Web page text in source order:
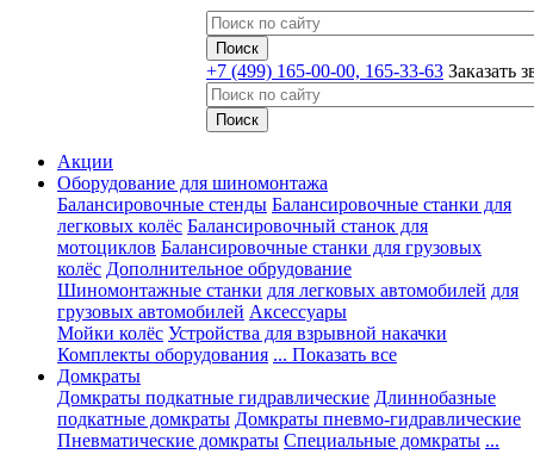
+7 (499) 165-00-00, 165-33-63 Заказать
Акции
Оборудование для шиномонтажа
Балансировочные стенды Балансировочные станки для
легковых колёс Балансировочный станок для
мотоциклов Балансировочные станки для грузовых
колёс Дополнительное обрудование
Шиномонтажные станки для легковых автомобилей для
грузовых автомобилей Аксессуары
Мойки колёс Устройства для взрывной накачки
Комплекты оборудования ... Показать все
Домкраты
Домкраты подкатные гидравлические Длиннобазные
подкатные домкраты Домкраты пневмо-гидравлические
Пневматические домкраты Специальные домкраты ...